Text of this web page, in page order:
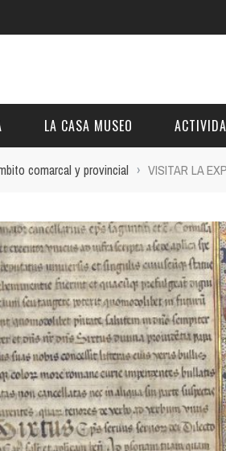
LA CASA MUSEO
VIDEOS
GALERÍA
FOTOMONTAJES
OTRAS
comarcal y provincial › VISITAR LA